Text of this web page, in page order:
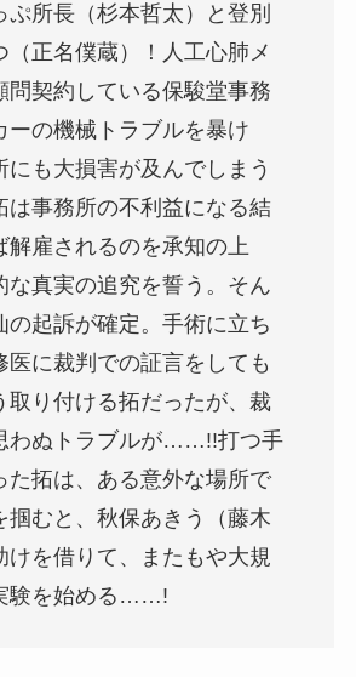
ぷ所長（杉本哲太）と登別
（正名僕蔵）！人工心肺メ
問契約している保駿堂事務
ーの機械トラブルを暴け
にも大損害が及んでしまう
は事務所の不利益になる結
解雇されるのを承知の上
な真実の追究を誓う。そん
の起訴が確定。手術に立ち
医に裁判での証言をしても
取り付ける拓だったが、裁
わぬトラブルが……!!打つ手
た拓は、ある意外な場所で
掴むと、秋保あきう（藤木
けを借りて、またもや大規
験を始める……!